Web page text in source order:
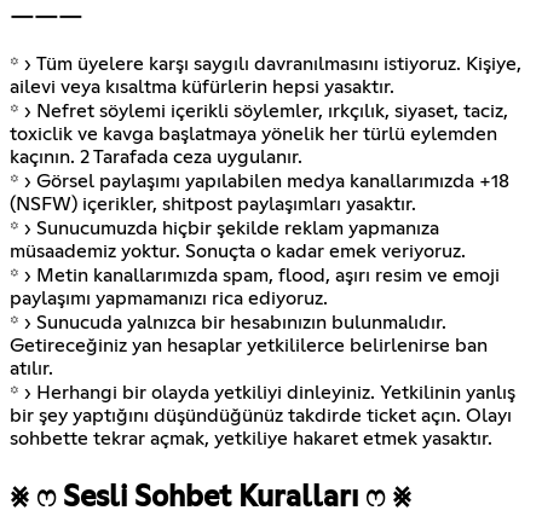
꙳ › Tüm üyelere karşı saygılı davranılmasını istiyoruz. Kişiye,
ailevi veya kısaltma küfürlerin hepsi yasaktır.
꙳ › Nefret söylemi içerikli söylemler, ırkçılık, siyaset, taciz,
toxiclik ve kavga başlatmaya yönelik her türlü eylemden
kaçının. 2 Tarafada ceza uygulanır.
꙳ › Görsel paylaşımı yapılabilen medya kanallarımızda +18
(NSFW) içerikler, shitpost paylaşımları yasaktır.
꙳ › Sunucumuzda hiçbir şekilde reklam yapmanıza
müsaademiz yoktur. Sonuçta o kadar emek veriyoruz.
꙳ › Metin kanallarımızda spam, flood, aşırı resim ve emoji
paylaşımı yapmamanızı rica ediyoruz.
꙳ › Sunucuda yalnızca bir hesabınızın bulunmalıdır.
Getireceğiniz yan hesaplar yetkililerce belirlenirse ban
atılır.
꙳ › Herhangi bir olayda yetkiliyi dinleyiniz. Yetkilinin yanlış
bir şey yaptığını düşündüğünüz takdirde ticket açın. Olayı
⨳ ෆ Sesli Sohbet Kuralları ෆ ⨳